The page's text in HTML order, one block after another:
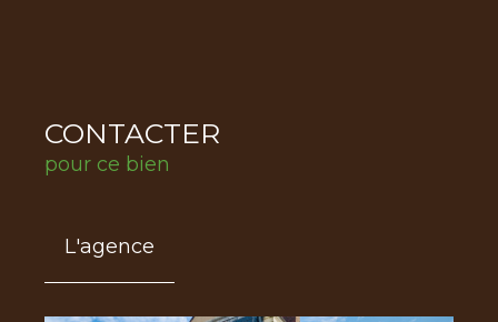
CONTACTER
pour ce bien
L'agence